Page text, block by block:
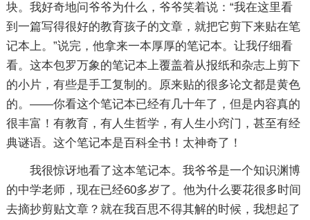
块。我好奇地问爷爷为什么，爷爷笑着说：“我在这里看
到一篇写得很好的教育孩子的文章，就把它剪下来贴在笔
记本上。”说完，他拿来一本厚厚的笔记本。让我仔细看
看。这本包罗万象的笔记本上覆盖着从报纸和杂志上剪下
的小片，有些是手工复制的。原来贴的很多论文都是黄色
的。——你看这个笔记本已经有几十年了，但是内容真的
很丰富！有教育，有人生哲学，有人生小窍门，甚至有经
典谜语。这个笔记本是百科全书！太神奇了！
我很惊讶地看了这本笔记本。我爷爷是一个知识渊博
的中学老师，现在已经60多岁了。他为什么要花很多时间
去摘抄剪贴文章？就在我百思不得其解的时候，我想起了